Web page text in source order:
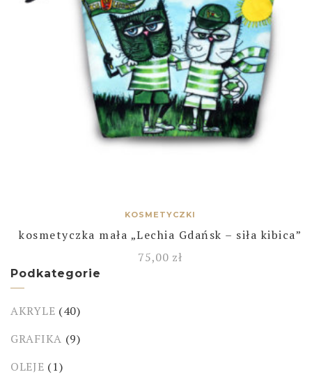
KOSMETYCZKI
kosmetyczka mała „Lechia Gdańsk – siła kibica”
75,00 zł
Podkategorie
AKRYLE (40)
GRAFIKA (9)
OLEJE (1)